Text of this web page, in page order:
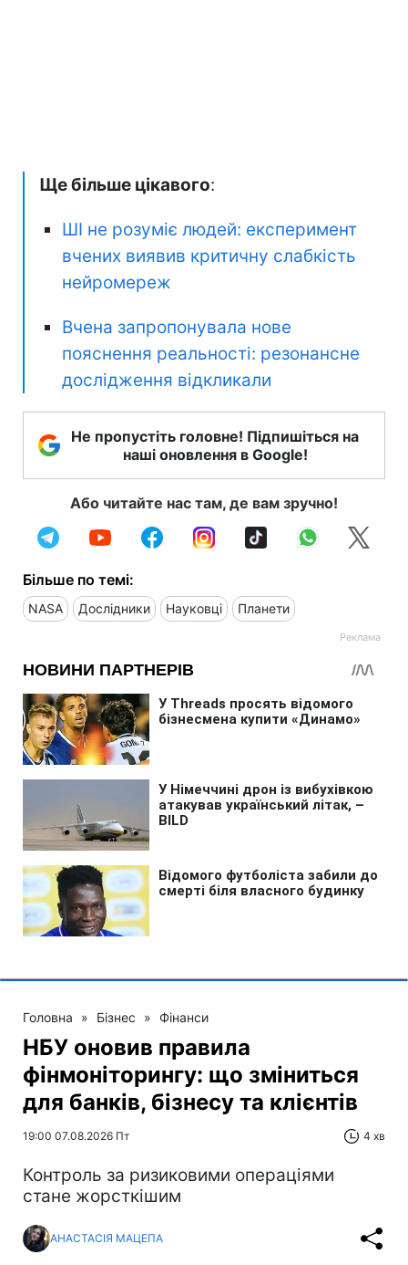
Ще більше цікавого:
ШІ не розуміє людей: експеримент
вчених виявив критичну слабкість
нейромереж
Вчена запропонувала нове
пояснення реальності: резонансне
дослідження відкликали
Не пропустіть головне! Підпишіться на
наші оновлення в Google!
Або читайте нас там, де вам зручно!
Більше по темі:
NASA Дослідники Науковці Планети
Головна » Бізнес » Фінанси
НБУ оновив правила
фінмоніторингу: що зміниться
для банків, бізнесу та клієнтів
19:00 07.08.2026 Пт 4 хв
Контроль за ризиковими операціями
стане жорсткішим
АНАСТАСІЯ МАЦЕПА